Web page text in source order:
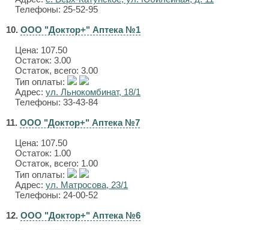
Телефоны: 25-52-95
10. ООО "Доктор+" Аптека №1
Цена: 107.50
Остаток: 3.00
Остаток, всего: 3.00
Тип оплаты:
Адрес: ул. Льнокомбинат, 18/1
Телефоны: 33-43-84
11. ООО "Доктор+" Аптека №7
Цена: 107.50
Остаток: 1.00
Остаток, всего: 1.00
Тип оплаты:
Адрес: ул. Матросова, 23/1
Телефоны: 24-00-52
12. ООО "Доктор+" Аптека №6